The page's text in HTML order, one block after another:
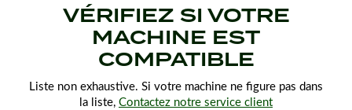
VÉRIFIEZ SI VOTRE
MACHINE EST
COMPATIBLE
Liste non exhaustive. Si votre machine ne figure pas dans
la liste, Contactez notre service client